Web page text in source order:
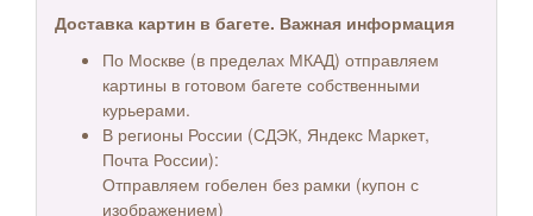
Доставка картин в багете. Важная информация
По Москве (в пределах МКАД) отправляем
картины в готовом багете собственными
курьерами.
В регионы России (СДЭК, Яндекс Маркет,
Почта России):
Отправляем гобелен без рамки (купон с
изображением)